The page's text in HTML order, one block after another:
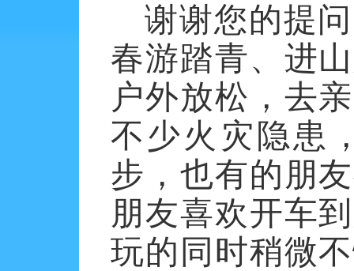
谢谢您的提
春游踏青、进
户外放松，去
不少火灾隐患
步，也有的朋
朋友喜欢开车
玩的同时稍微